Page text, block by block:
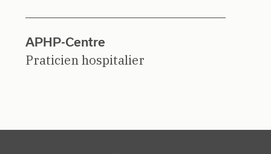
APHP-Centre
Praticien hospitalier